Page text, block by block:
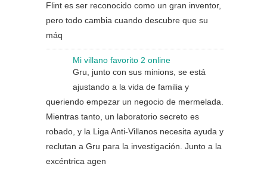
Flint es ser reconocido como un gran inventor,
pero todo cambia cuando descubre que su
máq
Mi villano favorito 2 online
Gru, junto con sus minions, se está
ajustando a la vida de familia y
queriendo empezar un negocio de mermelada.
Mientras tanto, un laboratorio secreto es
robado, y la Liga Anti-Villanos necesita ayuda y
reclutan a Gru para la investigación. Junto a la
excéntrica agen